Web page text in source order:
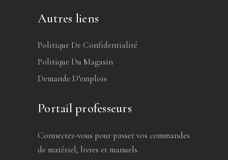
Autres liens
Politique De Confidentialité
Politique Du Magasin
Demande D’emplois
Portail professeurs
Connectez-vous pour passer vos commandes
de matériel, livres et manuels.